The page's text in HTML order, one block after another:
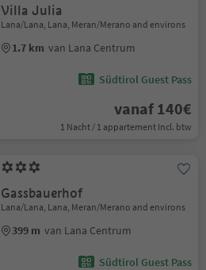
Villa Julia
Lana/Lana, Lana, Meran/Merano and environs
1.7 km van Lana Centrum
Südtirol Guest Pass
vanaf 140€
1 Nacht / 1 appartement Incl. btw
Gassbauerhof
Lana/Lana, Lana, Meran/Merano and environs
399 m van Lana Centrum
Südtirol Guest Pass